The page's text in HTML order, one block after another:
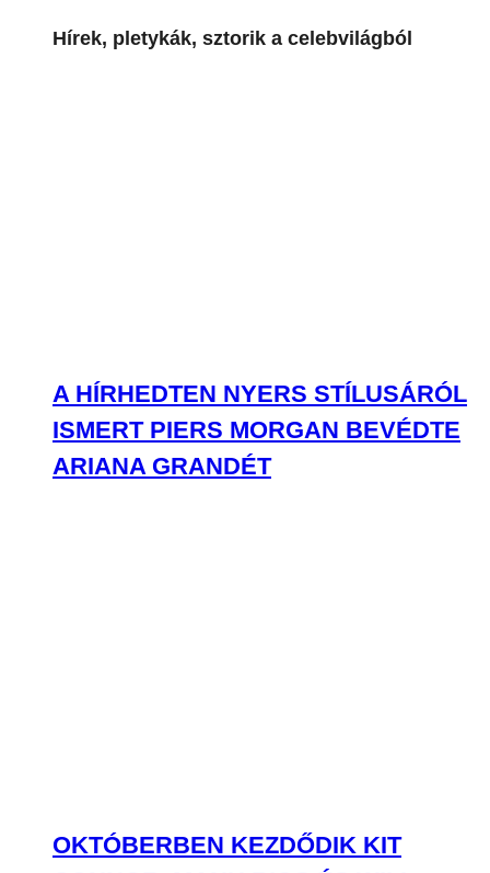
Hírek, pletykák, sztorik a celebvilágból
A HÍRHEDTEN NYERS STÍLUSÁRÓL
ISMERT PIERS MORGAN BEVÉDTE
ARIANA GRANDÉT
OKTÓBERBEN KEZDŐDIK KIT